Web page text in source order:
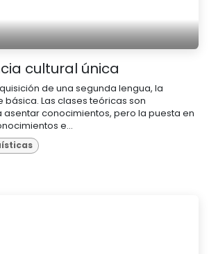
cultural única
de una segunda lengua, la
Las clases teóricas son
conocimientos, pero la puesta en
e...